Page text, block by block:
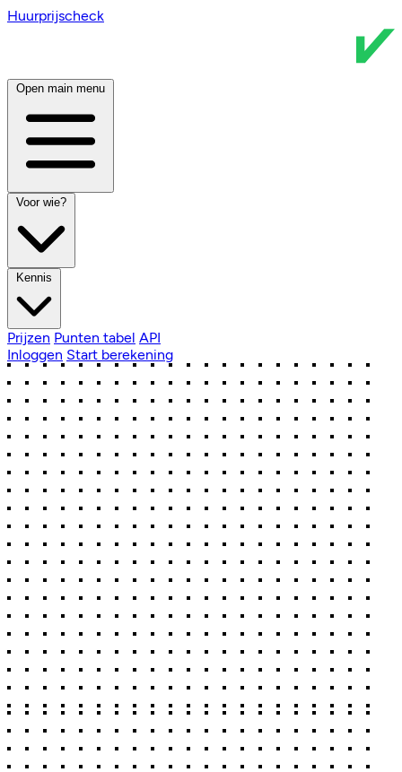
Huurprijscheck
Open main menu
Voor wie?
Kennis
Prijzen Punten tabel API
Inloggen Start berekening